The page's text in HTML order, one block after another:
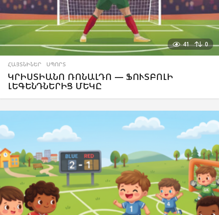
41 0
ՀԱՅՏՆԻՆԵՐ ,ՍՊՈՐՏ
ԿՐԻՍՏԻԱՆՈ ՌՈՆԱԼԴՈ — ՖՈՒՏԲՈԼԻ
ԼԵԳԵՆԴՆԵՐԻՑ ՄԵԿԸ